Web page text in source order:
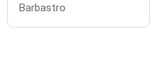
Barbastro